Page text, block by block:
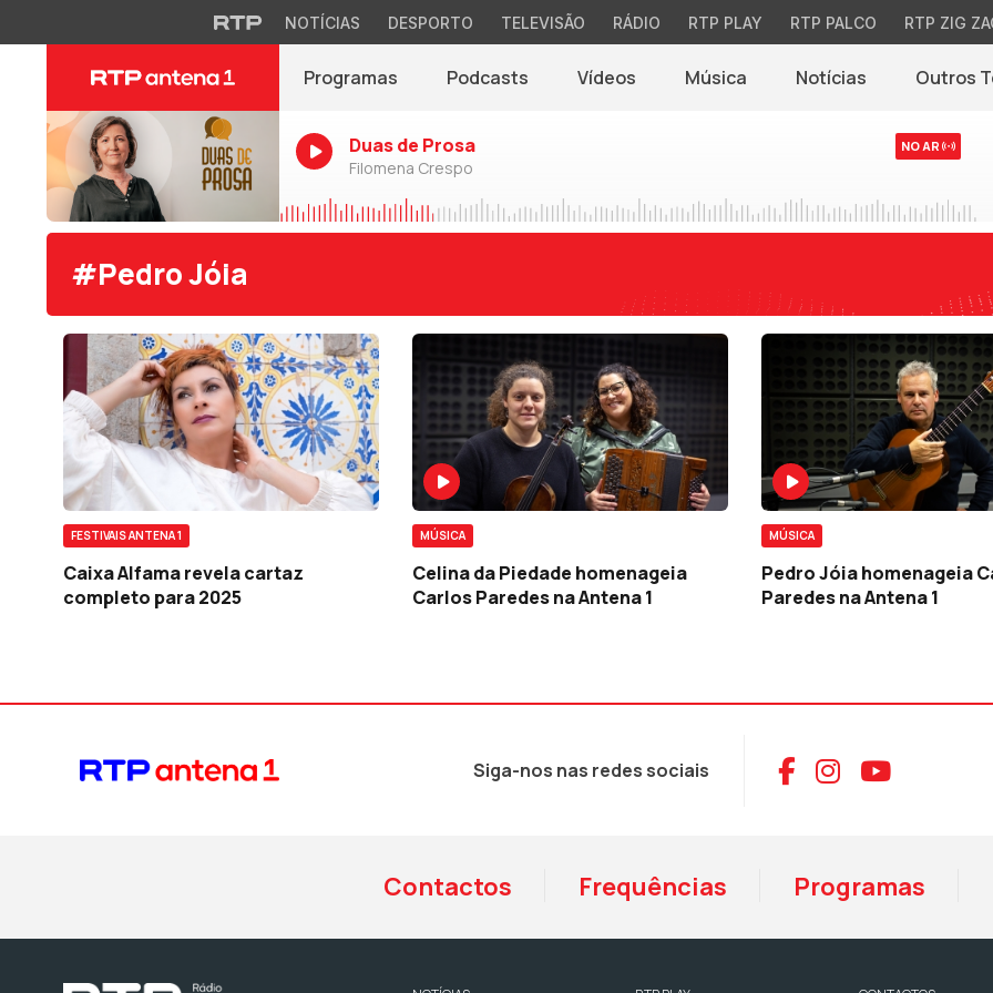
NOTÍCIAS DESPORTO TELEVISÃO RÁDIO RTP PLAY RTP PALCO RTP ZIG
Programas Podcasts Vídeos Música Notícias(abre em nova
Outros
Duas de Prosa
Filomena Crespo
NO AR
#Pedro Jóia
FESTIVAIS ANTENA 1
Caixa Alfama revela cartaz
completo para 2025
MÚSICA
Celina da Piedade homenageia
Carlos Paredes na Antena 1
MÚSICA
Pedro Jóia homenageia
Paredes na Antena 1
Siga-nos nas redes sociais Aceder ao
Aceder ao
Aceder
Contactos Frequências Programas